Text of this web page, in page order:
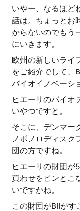
いやー、なるほど
話は。ちょっとお
からないのでもう
にいきます。
欧州の新しいライ
をご紹介でして、
バイオイノベーシ
ヒエーリのバイオ
いやつですと。
そこに、デンマー
ノボノロディスク
団の方ですね。
ヒエーリの財団が
買わせをピンとこ
いですかね。
この財団がBIIがす